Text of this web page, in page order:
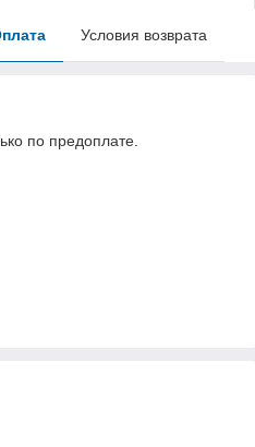
Условия возврата
по предоплате.